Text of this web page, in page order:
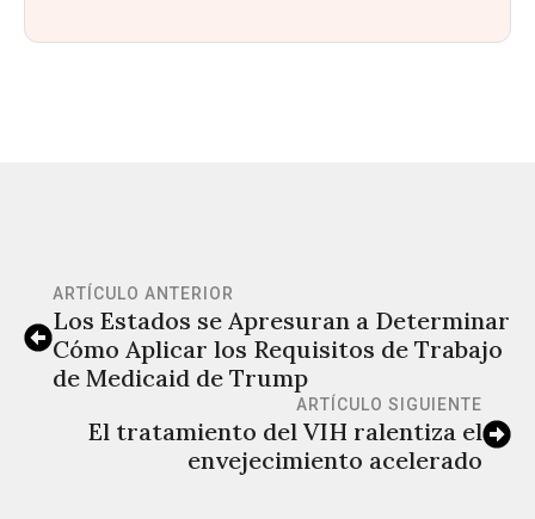
ARTÍCULO ANTERIOR
Los Estados se Apresuran a Determinar
Cómo Aplicar los Requisitos de Trabajo
de Medicaid de Trump
ARTÍCULO SIGUIENTE
El tratamiento del VIH ralentiza el
envejecimiento acelerado